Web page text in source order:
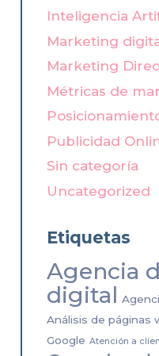
Inteligencia
Marketing
Marketing
Métricas de
Publicidad
Sin categoría
Uncategorized
Etiquetas
Agencia
digital
Análisis de páginas
Google Atención a